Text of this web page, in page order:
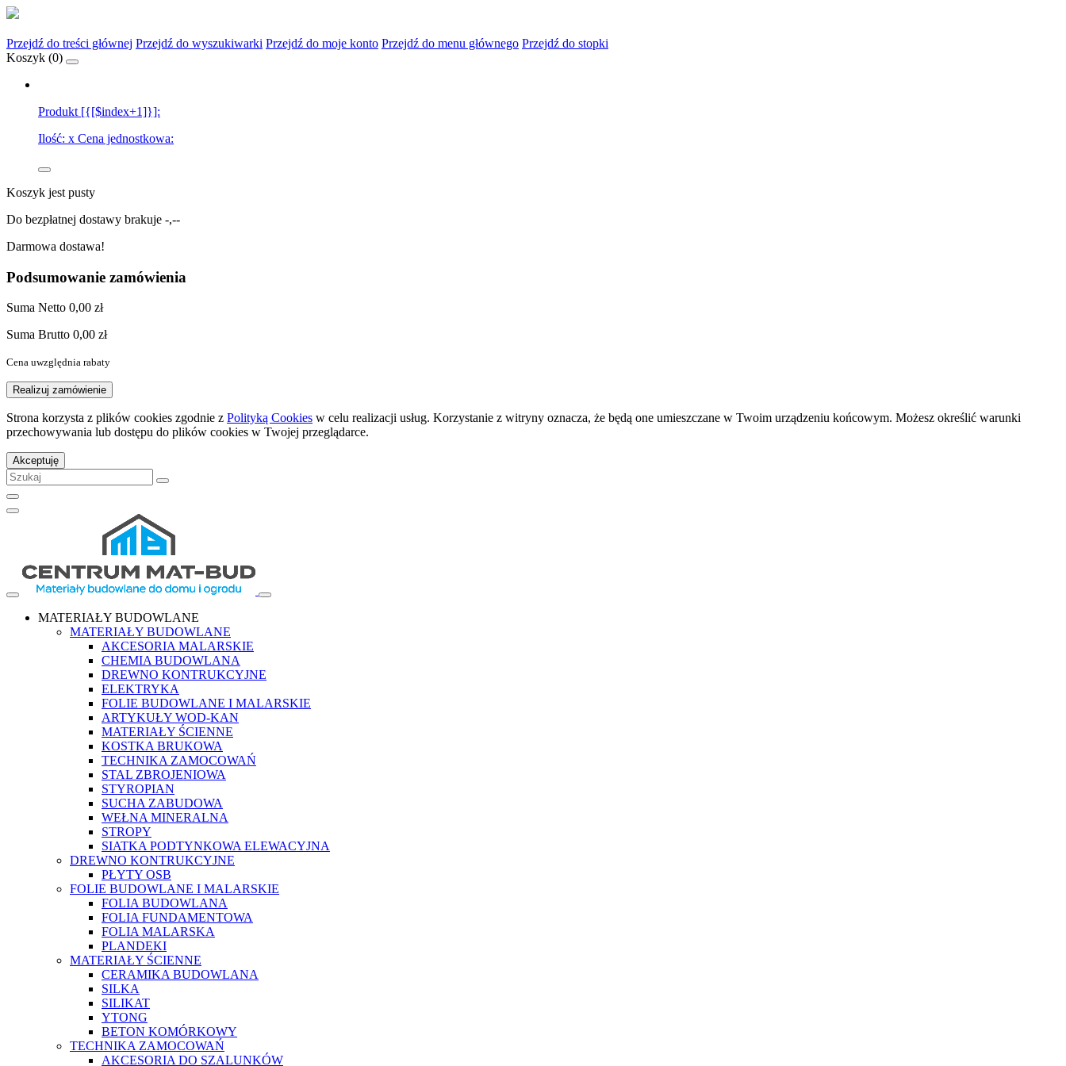
Przejdź do treści głównej Przejdź do wyszukiwarki Przejdź do moje konto Przejdź do menu głównego Przejdź do stopki
Koszyk (0)
Produkt [{[$index+1]}]:
Ilość: x Cena jednostkowa:
Koszyk jest pusty
Do bezpłatnej dostawy brakuje -,--
Darmowa dostawa!
Podsumowanie zamówienia
Suma Netto 0,00 zł
Suma Brutto 0,00 zł
Cena uwzględnia rabaty
Realizuj zamówienie
Strona korzysta z plików cookies zgodnie z Polityką Cookies w celu realizacji usług. Korzystanie z witryny oznacza, że będą one umieszczane w Twoim urządzeniu końcowym. Możesz określić warunki
przechowywania lub dostępu do plików cookies w Twojej przeglądarce.
Akceptuję
MATERIAŁY BUDOWLANE
MATERIAŁY BUDOWLANE
AKCESORIA MALARSKIE
CHEMIA BUDOWLANA
DREWNO KONTRUKCYJNE
ELEKTRYKA
FOLIE BUDOWLANE I MALARSKIE
ARTYKUŁY WOD-KAN
MATERIAŁY ŚCIENNE
KOSTKA BRUKOWA
TECHNIKA ZAMOCOWAŃ
STAL ZBROJENIOWA
STYROPIAN
SUCHA ZABUDOWA
WEŁNA MINERALNA
STROPY
SIATKA PODTYNKOWA ELEWACYJNA
DREWNO KONTRUKCYJNE
PŁYTY OSB
FOLIE BUDOWLANE I MALARSKIE
FOLIA BUDOWLANA
FOLIA FUNDAMENTOWA
FOLIA MALARSKA
PLANDEKI
MATERIAŁY ŚCIENNE
CERAMIKA BUDOWLANA
SILKA
SILIKAT
YTONG
BETON KOMÓRKOWY
TECHNIKA ZAMOCOWAŃ
AKCESORIA DO SZALUNKÓW